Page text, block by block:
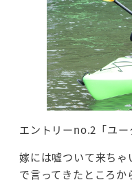
エントリーno.2「ユー
嫁には嘘ついて来ち
で言ってきたところか